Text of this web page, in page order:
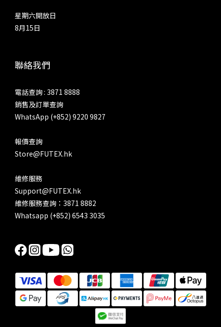
星期六開放日
8月15日
聯絡我們
電話查詢 : 3871 8888
銷售及訂單查詢
WhatsApp (+852) 9220 9827
報價查詢
Store@FUTEX.hk
維修服務
Support@FUTEX.hk
維修服務查詢：3871 8882
Whatsapp (+852) 6543 3035